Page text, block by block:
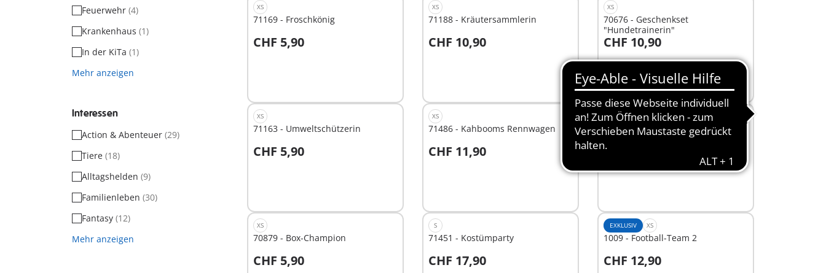
Feuerwehr (4)
Krankenhaus (1)
In der KiTa (1)
Mehr anzeigen
Interessen
Action & Abenteuer (29)
Tiere (18)
Alltagshelden (9)
Familienleben (30)
Fantasy (12)
Mehr anzeigen
XS
71169 - Froschkönig
CHF 5,90
XS
71188 - Kräutersammlerin
CHF 10,90
XS
70676 - Geschenkset
"Hundetrainerin"
CHF 10,90
Nicht
verfügbar
XS
71163 - Umweltschützerin
CHF 5,90
XS
71486 - Kahbooms Rennwagen
CHF 11,90
EXKLUSIV S
71053 - Wiltopia - Eisbär
CHF 11,90
XS
70879 - Box-Champion
CHF 5,90
S
71451 - Kostümparty
CHF 17,90
EXKLUSIV XS
1009 - Football-Team 2
CHF 12,90